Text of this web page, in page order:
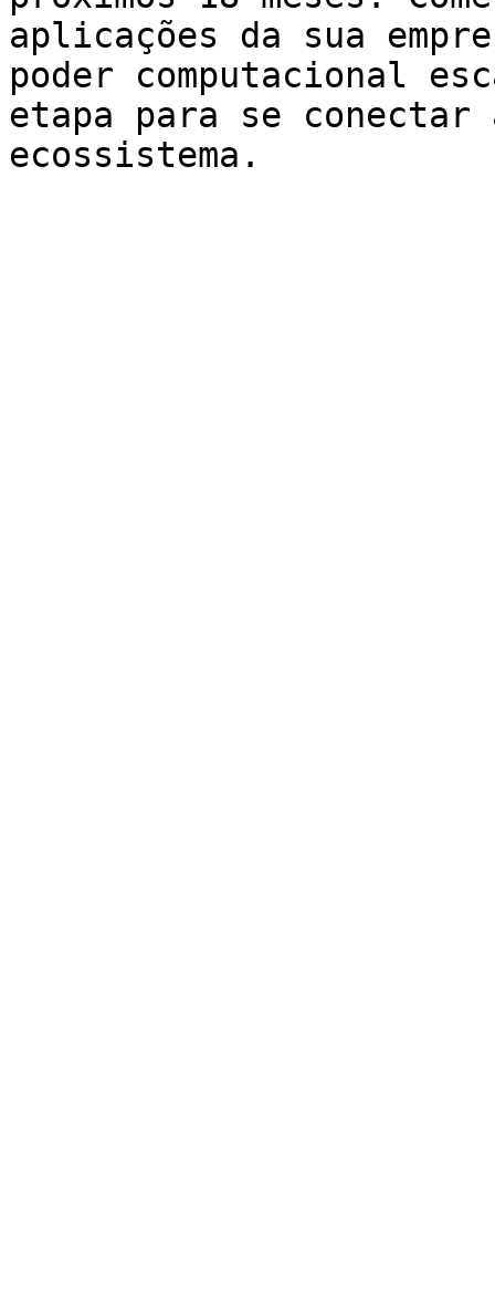
aplicações da sua
poder computacional
etapa para se conectar
ecossistema.